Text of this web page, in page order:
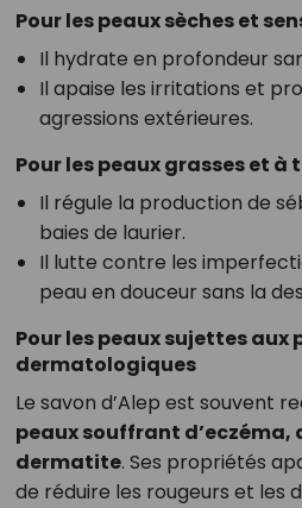
Pour les peaux sèches et
Il hydrate en profondeur
Il apaise les irritations et
agressions extérieures.
Pour les peaux grasses et
Il régule la production de
baies de laurier.
Il lutte contre les
peau en douceur sans la
Pour les peaux sujettes aux
dermatologiques
Le savon d’Alep est souvent
peaux souffrant d’eczéma,
dermatite. Ses propriétés
de réduire les rougeurs et les